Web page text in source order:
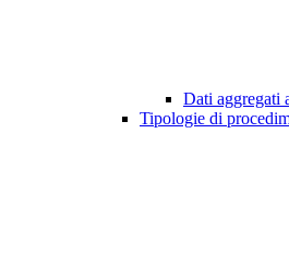
Dati aggregati
Tipologie di